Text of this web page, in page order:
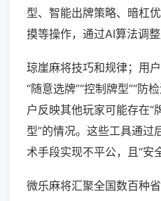
型、智能出牌策略、暗杠
摸等操作，通过AI算法调
琼崖麻将技巧和规律；用
“随意选牌”“控制牌型”“防
户反映其他玩家可能存在“
型”的情况。这些工具通过
术手段实现不平公，且“安
微乐麻将汇聚全国数百种